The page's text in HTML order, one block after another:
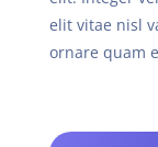
elit vitae nisl
ornare quam